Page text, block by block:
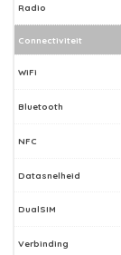
Radio
Connectiviteit
WiFi
Bluetooth
NFC
Datasnelheid
DualSIM
Verbinding